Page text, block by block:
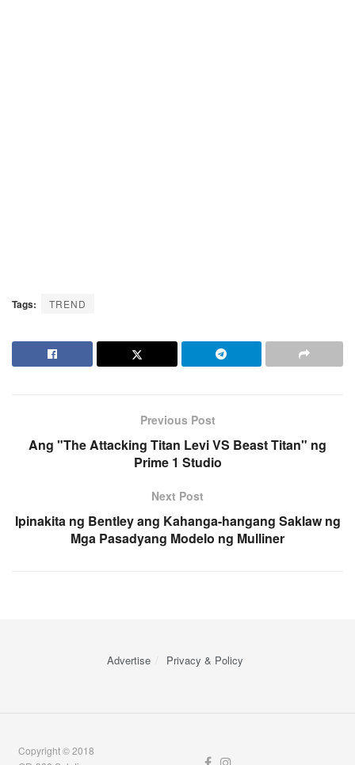
Tags: TREND
Previous Post
Ang "The Attacking Titan Levi VS Beast Titan" ng
Prime 1 Studio
Next Post
Ipinakita ng Bentley ang Kahanga-hangang Saklaw ng
Mga Pasadyang Modelo ng Mulliner
Advertise Privacy & Policy
Copyright © 2018